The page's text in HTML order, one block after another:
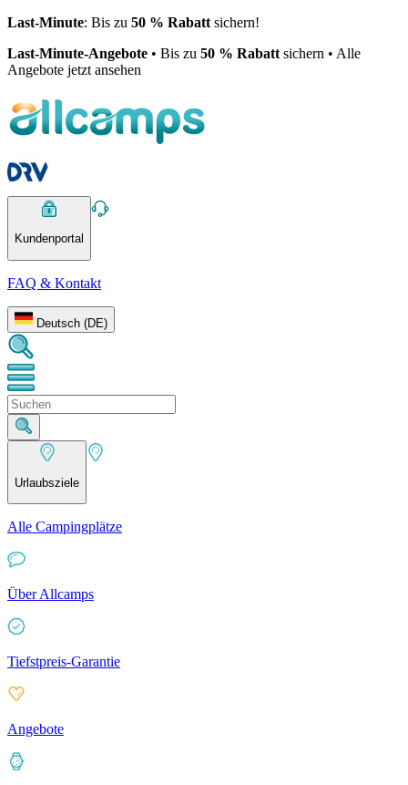
Last-Minute: Bis zu 50 % Rabatt sichern!
Last-Minute-Angebote • Bis zu 50 % Rabatt sichern • Alle
Angebote jetzt ansehen
Kundenportal
FAQ & Kontakt
Deutsch (DE)
Urlaubsziele
Alle Campingplätze
Über Allcamps
Tiefstpreis-Garantie
Angebote